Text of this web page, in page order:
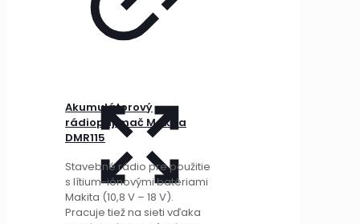
Akumulátorový
rádioprijímač Makita
DMR115
Stavebné rádio pre použitie
s lítium-iónovými batériami
Makita (10,8 V – 18 V).
Pracuje tiež na sieti vďaka